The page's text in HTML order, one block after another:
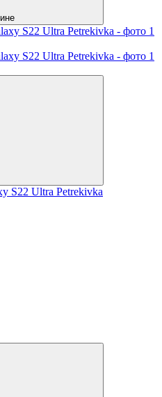
S22 Ultra Petrekivka